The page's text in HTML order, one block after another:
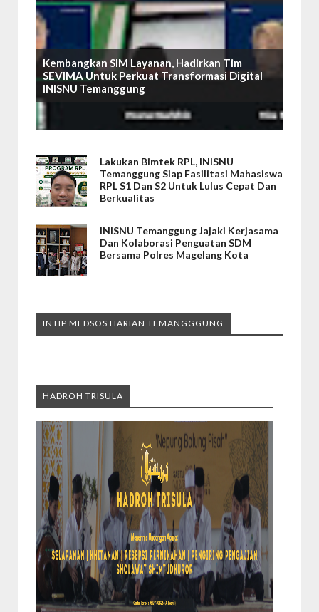
Kembangkan SIM Layanan, Hadirkan Tim
SEVIMA Untuk Perkuat Transformasi Digital
INISNU Temanggung
Lakukan Bimtek RPL, INISNU
Temanggung Siap Fasilitasi Mahasiswa
RPL S1 Dan S2 Untuk Lulus Cepat Dan
Berkualitas
INISNU Temanggung Jajaki Kerjasama
Dan Kolaborasi Penguatan SDM
Bersama Polres Magelang Kota
INTIP MEDSOS HARIAN TEMANGGGUNG
HADROH TRISULA